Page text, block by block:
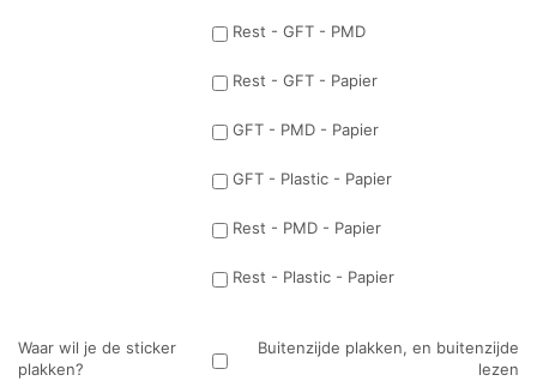
Rest - GFT - PMD
Rest - GFT - Papier
GFT - PMD - Papier
GFT - Plastic - Papier
Rest - PMD - Papier
Rest - Plastic - Papier
Waar wil je de sticker
plakken?
Buitenzijde plakken, en buitenzijde
lezen